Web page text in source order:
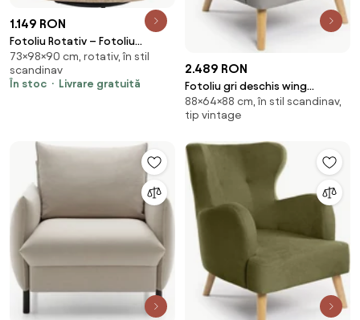
1.149 RON
Fotoliu Rotativ – Fotoliu
Modern și Confortabil pentru
Living, Material Textil, stofă
Aragon, Bej
73×98×90 cm, rotativ, în stil
scandinav
În stoc
Livrare gratuită
2.489 RON
Fotoliu gri deschis wing
Noemye – Bonami Selection
88×64×88 cm, în stil scandinav,
tip vintage